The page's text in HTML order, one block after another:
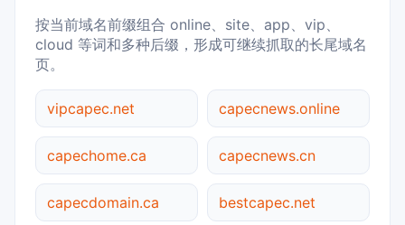
按当前域名前缀组合 online、site、app、vip、
cloud 等词和多种后缀，形成可继续抓取的长尾域名
页。
vipcapec.net capecnews.online
capechome.ca capecnews.cn
capecdomain.ca bestcapec.net